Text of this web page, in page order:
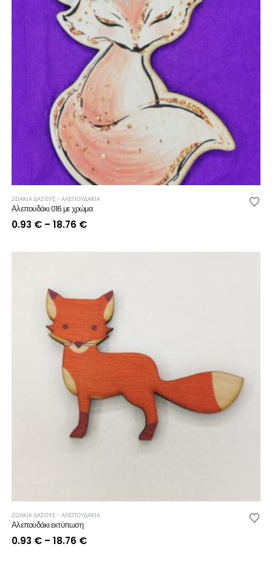
ΖΩΑΚΙΑ ΔΑΣΟΥΣ - ΑΛΕΠΟΥΔΑΚΙΑ
Αλεπουδάκι 016 με χρώμα
0.93 € – 18.76 €Price
through
ΖΩΑΚΙΑ ΔΑΣΟΥΣ - ΑΛΕΠΟΥΔΑΚΙΑ
Αλεπουδάκι εκτύπωση
0.93 € – 18.76 €Price